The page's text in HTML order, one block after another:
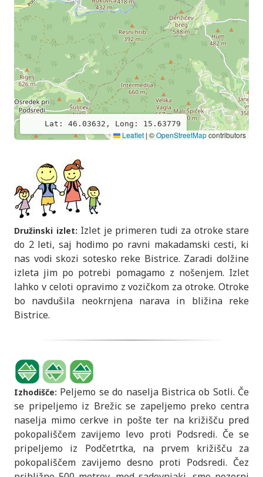
Lat: 46.03632, Long: 15.63779
Leaflet| ©OpenStreetMapcontributors
Družinski izlet: Izlet je primeren tudi za otroke stare
do 2 leti, saj hodimo po ravni makadamski cesti, ki
nas vodi skozi sotesko reke Bistrice. Zaradi dolžine
izleta jim po potrebi pomagamo z nošenjem. Izlet
lahko v celoti opravimo z vozičkom za otroke. Otroke
bo navdušila neokrnjena narava in bližina reke
Bistrice.
Izhodišče: Peljemo se do naselja Bistrica ob Sotli. Če
se pripeljemo iz Brežic se zapeljemo preko centra
naselja mimo cerkve in pošte ter na križišču pred
pokopališčem zavijemo levo proti Podsredi. Če se
pripeljemo iz Podčetrtka, na prvem križišču za
pokopališčem zavijemo desno proti Podsredi. Čez